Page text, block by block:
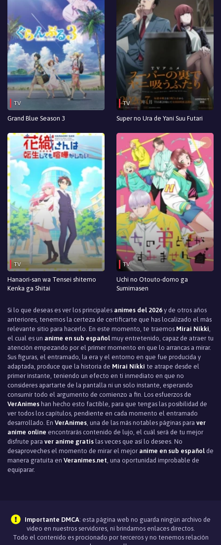
Episodio 9
Episodio 8
Episodio 7
Episodio 6
Episodio 5
Episodio 4
Episodio 3
Episodio 2
Episodio 1
TV
Grand Blue Season 3
TV
Super no Ura de Yani Suu Futari
TV
Hanaori-san wa Tensei shitemo
Kenka ga Shitai
TV
Uchi no Otouto-domo ga
Sumimasen
Si lo que deseas es ver los principales animes del 2026 y de otros años
anteriores, tenemos la certeza de certificarte que has localizado el más
relevante sitio para hacerlo. En este momento, te traemos Mirai Nikki,
el cual es un anime en sub español muy entretenido, capaz de atraer tu
atención empezando por el primer momento en que lo arrancas a mirar.
Sus figuras, el entramado, la era y el entorno en que fue producida y
adaptada, produce que la historia de Mirai Nikki te atrape desde el
primer instante, teniendo un efecto en ti inmediato en que no
consideres apartarte de la pantalla ni un solo instante, esperando
consumir todo el argumento de comienzo a fin. Los esfuerzos de
VerAnimes han hecho esto factible, para que tengas las posibilidad de
ver todos los capítulos, pendiente en cada momento el entramado
desarrollado. En VerAnimes, una de las más notables páginas para ver
anime online encontrarás contenido de lujo, el cuál será de tu mejor
disfrute para ver anime gratis las veces que así lo desees. No
desaproveches el momento de mirar el mejor anime en sub español de
manera gratuita en Veranimes.net, una oportunidad improbable de
equiparar.
Importante DMCA: esta página web no guarda ningún archivo de
video en nuestros servidores, ni brindamos enlaces directos.
Todo el contenido es procionado por terceros y no tenemos relación